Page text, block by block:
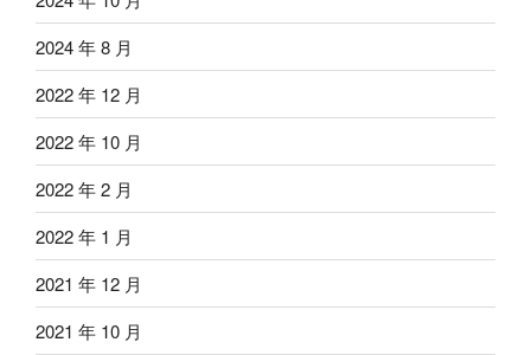
2024 年 8 月
2022 年 12 月
2022 年 10 月
2022 年 2 月
2022 年 1 月
2021 年 12 月
2021 年 10 月